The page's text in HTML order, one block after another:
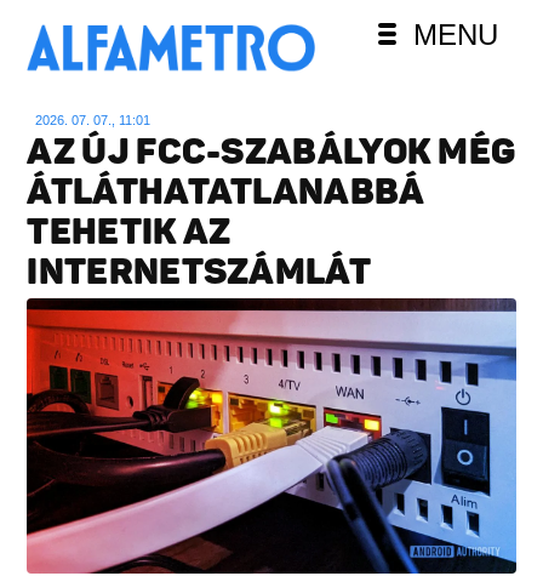
MENU
2026. 07. 07., 11:01
AZ ÚJ FCC-SZABÁLYOK MÉG
ÁTLÁTHATATLANABBÁ
TEHETIK AZ
INTERNETSZÁMLÁT